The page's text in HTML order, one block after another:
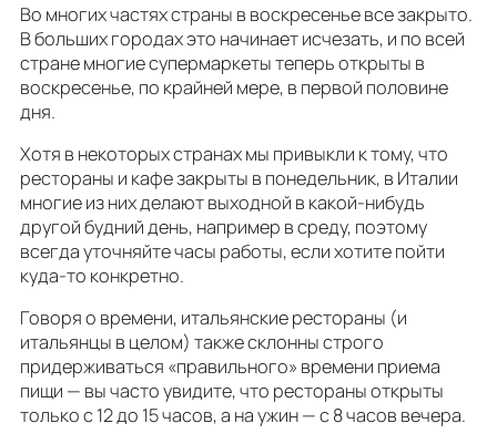
Во многих частях страны в воскресенье все закрыто.
В больших городах это начинает исчезать, и по всей
стране многие супермаркеты теперь открыты в
воскресенье, по крайней мере, в первой половине
дня.
Хотя в некоторых странах мы привыкли к тому, что
рестораны и кафе закрыты в понедельник, в Италии
многие из них делают выходной в какой-нибудь
другой будний день, например в среду, поэтому
всегда уточняйте часы работы, если хотите пойти
куда-то конкретно.
Говоря о времени, итальянские рестораны (и
итальянцы в целом) также склонны строго
придерживаться «правильного» времени приема
пищи — вы часто увидите, что рестораны открыты
только с 12 до 15 часов, а на ужин — с 8 часов вечера.